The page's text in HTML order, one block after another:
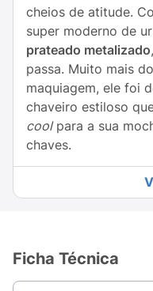
cheios de atitude.
super moderno de
prateado metalizado
passa. Muito mais
maquiagem, ele foi
chaveiro estiloso
coolpara a sua
chaves.
Além de ser um
guarda em seu
praticidade que
Ficha Técnica